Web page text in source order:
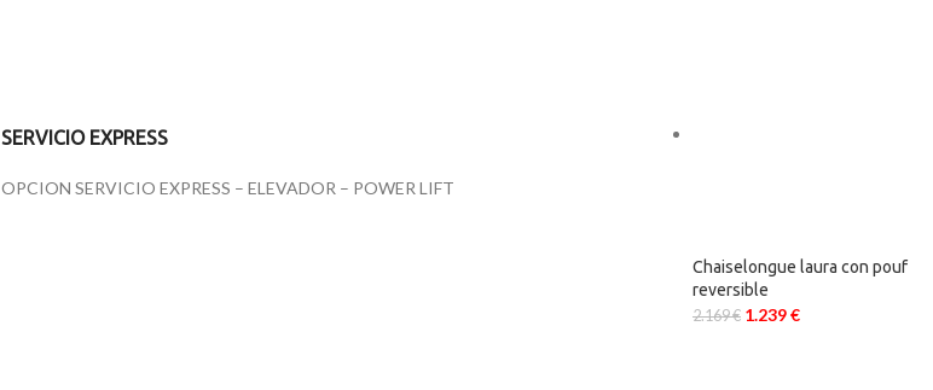
SERVICIO EXPRESS
OPCION SERVICIO EXPRESS – ELEVADOR – POWER LIFT
Chaiselongue laura con pouf
reversible
2.169€ 1.239€